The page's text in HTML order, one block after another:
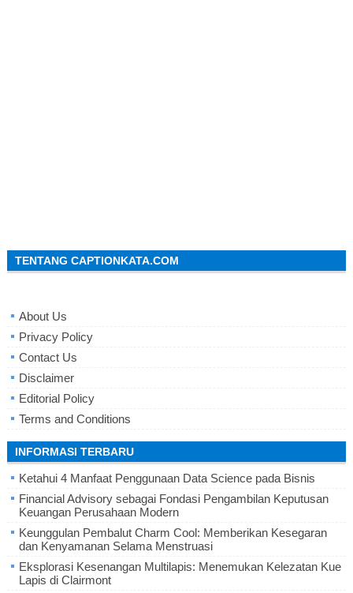
TENTANG CAPTIONKATA.COM
About Us
Privacy Policy
Contact Us
Disclaimer
Editorial Policy
Terms and Conditions
INFORMASI TERBARU
Ketahui 4 Manfaat Penggunaan Data Science pada Bisnis
Financial Advisory sebagai Fondasi Pengambilan Keputusan
Keuangan Perusahaan Modern
Keunggulan Pembalut Charm Cool: Memberikan Kesegaran
dan Kenyamanan Selama Menstruasi
Eksplorasi Kesenangan Multilapis: Menemukan Kelezatan Kue
Lapis di Clairmont